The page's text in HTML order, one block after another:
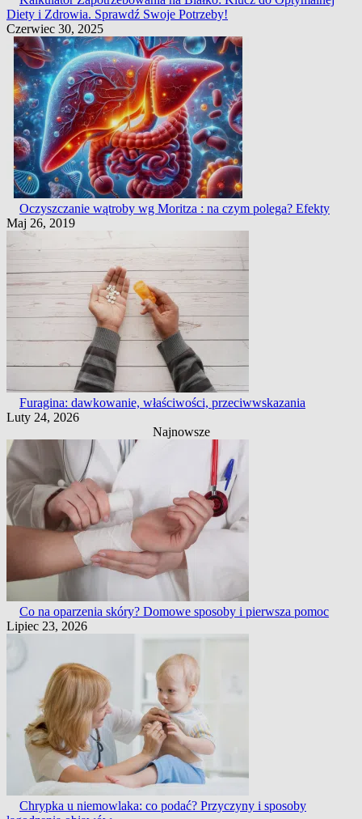
Diety i Zdrowia. Sprawdź Swoje Potrzeby!
Czerwiec 30, 2025
Oczyszczanie wątroby wg Moritza : na czym polega? Efekty
Maj 26, 2019
Furagina: dawkowanie, właściwości, przeciwwskazania
Luty 24, 2026
Najnowsze
Co na oparzenia skóry? Domowe sposoby i pierwsza pomoc
Lipiec 23, 2026
Chrypka u niemowlaka: co podać? Przyczyny i sposoby